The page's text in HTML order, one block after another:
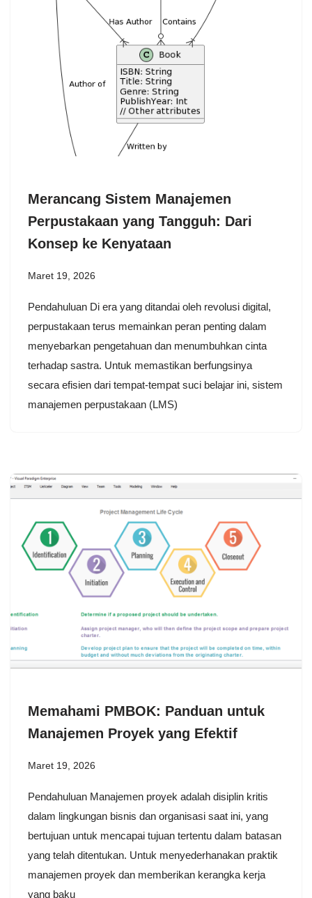
Merancang Sistem Manajemen
Perpustakaan yang Tangguh: Dari
Konsep ke Kenyataan
Maret 19, 2026
Pendahuluan Di era yang ditandai oleh revolusi digital,
perpustakaan terus memainkan peran penting dalam
menyebarkan pengetahuan dan menumbuhkan cinta
terhadap sastra. Untuk memastikan berfungsinya
secara efisien dari tempat-tempat suci belajar ini, sistem
manajemen perpustakaan (LMS)
Memahami PMBOK: Panduan untuk
Manajemen Proyek yang Efektif
Maret 19, 2026
Pendahuluan Manajemen proyek adalah disiplin kritis
dalam lingkungan bisnis dan organisasi saat ini, yang
bertujuan untuk mencapai tujuan tertentu dalam batasan
yang telah ditentukan. Untuk menyederhanakan praktik
manajemen proyek dan memberikan kerangka kerja
yang baku